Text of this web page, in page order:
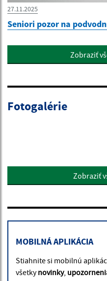
27.11.2025
Seniori pozor na
Zobraziť
Fotogalérie
Zobraziť
MOBILNÁ APLIKÁCIA
Stiahnite si mobilnú
všetkynovinky,